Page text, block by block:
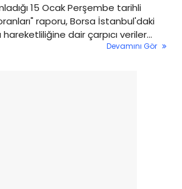
15 Ocak Perşembe tarihli
raporu, Borsa İstanbul'daki
hareketliliğine dair çarpıcı veriler
genel yabancı payı düşüş
Devamını Gör